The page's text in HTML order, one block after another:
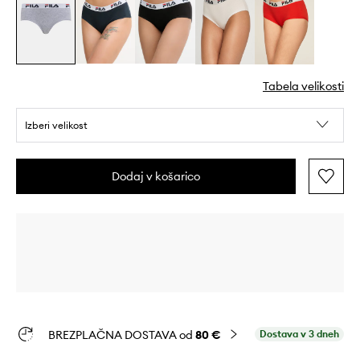
Tabela velikosti
Izberi velikost
Dodaj v košarico
BREZPLAČNA DOSTAVA od 80 € Dostava v 3 dneh